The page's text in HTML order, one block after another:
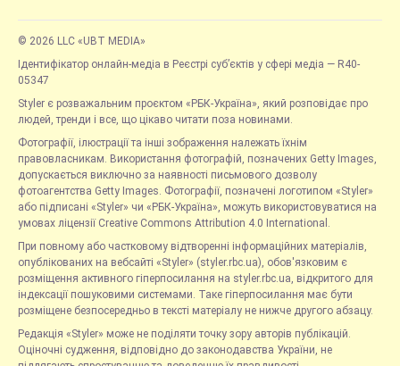
© 2026 LLC «UBT MEDIA»
Ідентифікатор онлайн-медіа в Реєстрі суб’єктів у сфері медіа — R40-
05347
Styler є розважальним проєктом «РБК-Україна», який розповідає про
людей, тренди і все, що цікаво читати поза новинами.
Фотографії, ілюстрації та інші зображення належать їхнім
правовласникам. Використання фотографій, позначених Getty Images,
допускається виключно за наявності письмового дозволу
фотоагентства Getty Images. Фотографії, позначені логотипом «Styler»
або підписані «Styler» чи «РБК-Україна», можуть використовуватися на
умовах ліцензії Creative Commons Attribution 4.0 International.
При повному або частковому відтворенні інформаційних матеріалів,
опублікованих на вебсайті «Styler» (styler.rbc.ua), обов'язковим є
розміщення активного гіперпосилання на styler.rbc.ua, відкритого для
індексації пошуковими системами. Таке гіперпосилання має бути
розміщене безпосередньо в тексті матеріалу не нижче другого абзацу.
Редакція «Styler» може не поділяти точку зору авторів публікацій.
Оціночні судження, відповідно до законодавства України, не